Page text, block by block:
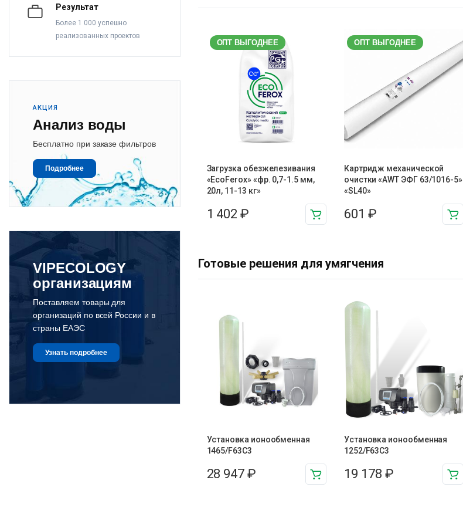
Результат
Более 1 000 успешно
реализованных проектов
АКЦИЯ
Анализ воды
Бесплатно при заказе фильтров
Подробнее
VIPECOLOGY
организациям
Поставляем товары для
организаций по всей России и в
страны ЕАЭС
Узнать подробнее
ОПТ ВЫГОДНЕЕ
Загрузка обезжелезивания
«EcoFerox» «фр. 0,7-1.5 мм,
20л, 11-13 кг»
1 402₽
ОПТ ВЫГОДНЕЕ
Картридж механической
очистки «AWT ЭФГ 63/1016-5»
«SL40»
601 ₽
Готовые решения для умягчения
Установка ионообменная
1465/F63C3
28 947₽
Установка ионообменная
1252/F63C3
19 178 ₽